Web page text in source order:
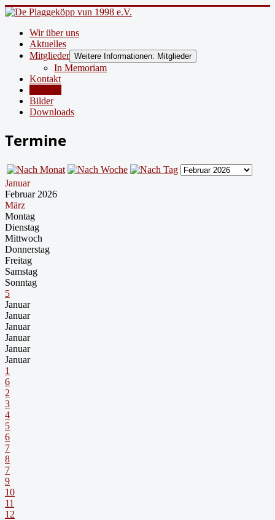
Wir über uns
Aktuelles
Mitglieder Weitere Informationen: Mitglieder
In Memoriam
Kontakt
Bilder
Downloads
Termine
Januar
Februar 2026
März
Montag
Dienstag
Mittwoch
Donnerstag
Freitag
Samstag
Sonntag
5
Januar
Januar
Januar
Januar
Januar
Januar
1
6
2
3
4
5
6
7
8
7
9
10
11
12